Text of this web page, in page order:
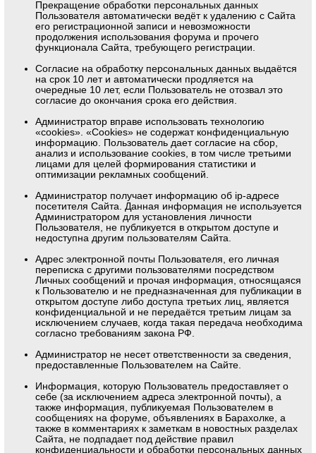
Прекращение обработки персональных данных
Пользователя автоматически ведёт к удалению с Сайта
его регистрационной записи и невозможности
продолжения использования форума и прочего
функционала Сайта, требующего регистрации.
Согласие на обработку персональных данных выдаётся
на срок 10 лет и автоматически продляется на
очередные 10 лет, если Пользователь не отозвал это
согласие до окончания срока его действия.
Администратор вправе использовать технологию
«cookies». «Cookies» не содержат конфиденциальную
информацию. Пользователь дает согласие на сбор,
анализ и использование cookies, в том числе третьими
лицами для целей формирования статистики и
оптимизации рекламных сообщений.
Администратор получает информацию об ip-адресе
посетителя Сайта. Данная информация не используется
Администратором для установления личности
Пользователя, не публикуется в открытом доступе и
недоступна другим пользователям Сайта.
Адрес электронной почты Пользователя, его личная
переписка с другими пользователями посредством
Личных сообщений и прочая информация, относящаяся
к Пользователю и не предназначенная для публикации в
открытом доступе либо доступа третьих лиц, является
конфиденциальной и не передаётся третьим лицам за
исключением случаев, когда такая передача необходима
согласно требованиям закона РФ.
Администратор не несет ответственности за сведения,
предоставленные Пользователем на Сайте.
Информация, которую Пользователь предоставляет о
себе (за исключением адреса электронной почты), а
также информация, публикуемая Пользователем в
сообщениях на форуме, объявлениях в Барахолке, а
также в комментариях к заметкам в новостных разделах
Сайта, не подпадает под действие правил
конфиденциальности и обработки персональных данных